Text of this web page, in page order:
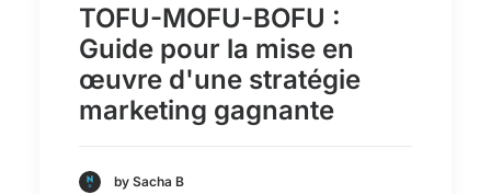
TOFU-MOFU-BOFU :
Guide pour la mise en
œuvre d'une stratégie
marketing gagnante
by Sacha B